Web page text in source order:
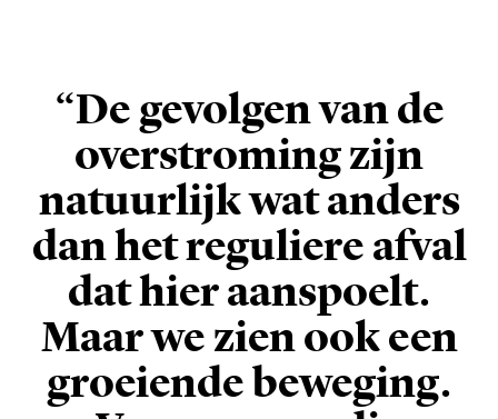
“De gevolgen van de
overstroming zijn
natuurlijk wat anders
dan het reguliere afval
dat hier aanspoelt.
Maar we zien ook een
groeiende beweging.